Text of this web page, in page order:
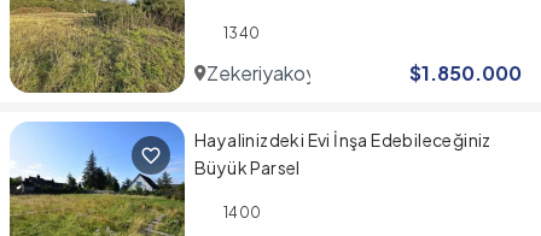
1340
Zekeriyakoy $1.850.000
Hayalinizdeki Evi İnşa Edebileceğiniz
Büyük Parsel
1400